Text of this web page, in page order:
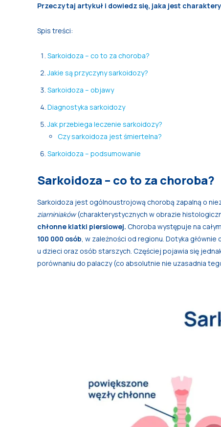
Przeczytaj artykuł i dowiedz się, jaka jest
Spis treści:
Sarkoidoza – co to za choroba?
Jakie są przyczyny sarkoidozy?
Sarkoidoza – objawy
Diagnostyka sarkoidozy
Jak przebiega leczenie sarkoidozy?
Czy sarkoidoza jest śmiertelna?
Sarkoidoza – podsumowanie
Sarkoidoza – co to za choroba?
Sarkoidoza jest ogólnoustrojową chorobą zapalną o
ziarniniaków(charakterystycznych w obrazie
chłonne klatki piersiowej. Choroba występuje na
100 000 osób , w zależności od regionu. Dotyka
u dzieci oraz osób starszych. Częściej pojawia się
porównaniu do palaczy (co absolutnie nie uzasadnia